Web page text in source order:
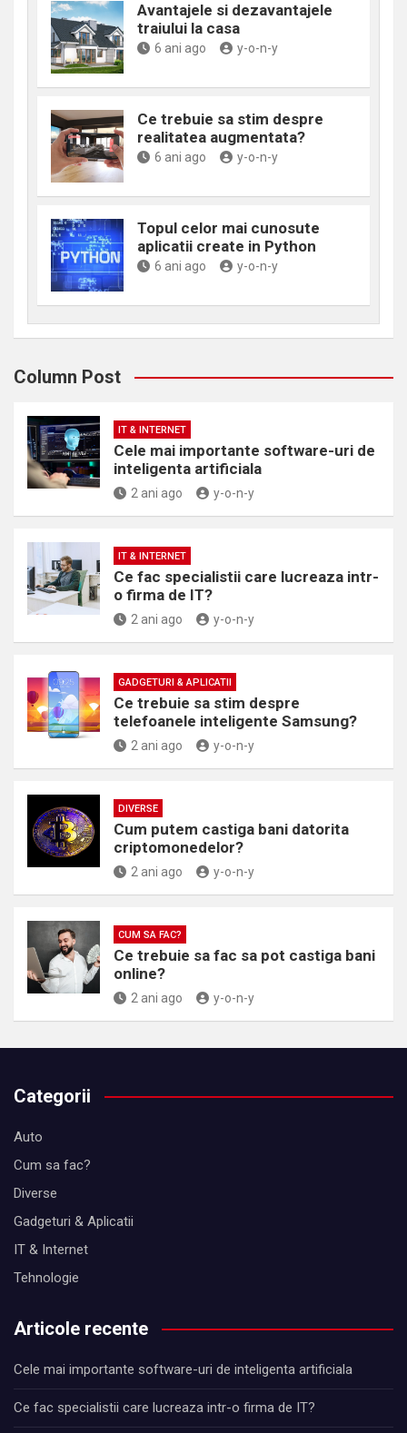
Avantajele si dezavantajele
traiului la casa
6 ani ago y-o-n-y
Ce trebuie sa stim despre
realitatea augmentata?
6 ani ago y-o-n-y
Topul celor mai cunosute
aplicatii create in Python
6 ani ago y-o-n-y
Column Post
IT & INTERNET
Cele mai importante software-uri de
inteligenta artificiala
2 ani ago y-o-n-y
IT & INTERNET
Ce fac specialistii care lucreaza intr-
o firma de IT?
2 ani ago y-o-n-y
GADGETURI & APLICATII
Ce trebuie sa stim despre
telefoanele inteligente Samsung?
2 ani ago y-o-n-y
DIVERSE
Cum putem castiga bani datorita
criptomonedelor?
2 ani ago y-o-n-y
CUM SA FAC?
Ce trebuie sa fac sa pot castiga bani
online?
2 ani ago y-o-n-y
Categorii
Auto
Cum sa fac?
Diverse
Gadgeturi & Aplicatii
IT & Internet
Tehnologie
Articole recente
Cele mai importante software-uri de inteligenta artificiala
Ce fac specialistii care lucreaza intr-o firma de IT?